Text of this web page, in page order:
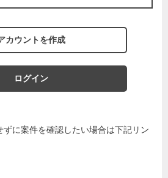
カウントを作成
ログイン
に案件を確認したい場合は下記リン